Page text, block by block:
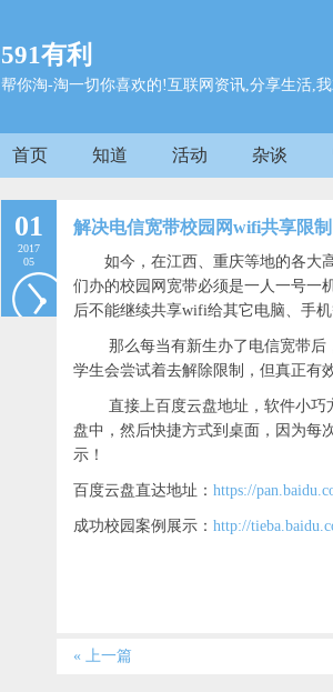
591有利
帮你淘-淘一切你喜欢的!互联网资讯,分享生活,
首页 知道 活动 杂谈
01
2017
05
解决电信宽带校园网wifi共享限
如今，在江西、重庆等地的各大高
们办的校园网宽带必须是一人一号一
后不能继续共享wifi给其它电脑、手
那么每当有新生办了电信宽带后
学生会尝试着去解除限制，但真正有
直接上百度云盘地址，软件小巧方
盘中，然后快捷方式到桌面，因为每
示！
百度云盘直达地址： https://
成功校园案例展示： http://
« 上一篇